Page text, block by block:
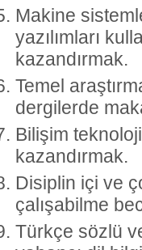
Makine
yazılımları
kazandırmak.
Temel
dergilerde
Bilişim
kazandırmak.
Disiplin içi ve
çalışabilme
Türkçe sözlü